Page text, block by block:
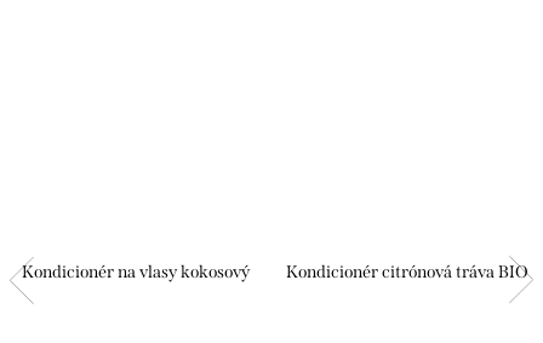
Kondicionér na vlasy kokosový Kondicionér citrónová tráva BIO